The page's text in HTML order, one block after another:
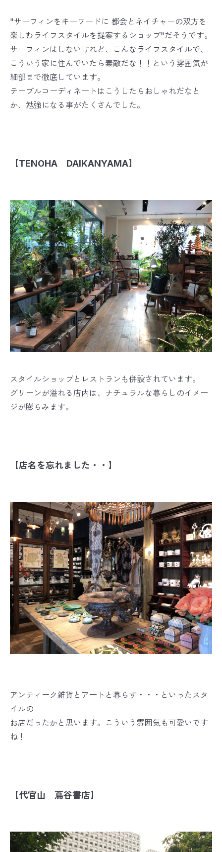
"サーフィン をキーワードに 都会とネイチャーの双方を
楽しむライフスタイルを提案するショップ"だそうです。
サーフィンはしないけれど、
こんなライフスタイルで、
こういう家に住んでいたら素敵だな！！という雰囲気が
細部まで徹底しています。
テーブルコーディネートはこうしたらおしゃれだなと
か、勉強になる事がたくさんでした。
【TENOHA DAIKANYAMA】
スタイルショップとレストランも併設されています。
グリーンが溢れる店内は、ナチュラルな暮らしのイメー
ジが膨らみます。
【店名を忘れました・・】
アンティーク雑貨とアートと暮らす・・・といったスタ
イルの
お店だったかと思います。こういう雰囲気も可愛いです
ね！
【代官山 蔦谷書店】